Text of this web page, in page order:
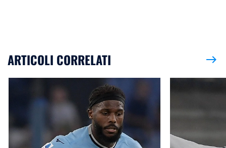
ARTICOLI CORRELATI east